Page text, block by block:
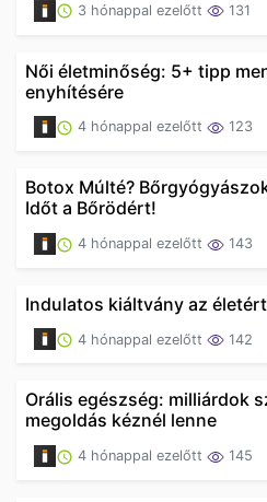
3 hónappal ezelőtt 131
Női életminőség: 5+ tipp
enyhítésére
4 hónappal ezelőtt 123
Botox Múlté?
Időt a Bőrödért!
4 hónappal ezelőtt 143
Indulatos kiáltvány az életért
4 hónappal ezelőtt 142
Orális egészség: milliárdok
megoldás kéznél lenne
4 hónappal ezelőtt 145